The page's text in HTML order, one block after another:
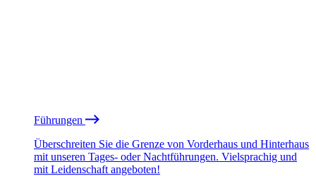
Führungen
Überschreiten Sie die Grenze von Vorderhaus und Hinterhaus
mit unseren Tages- oder Nachtführungen. Vielsprachig und
mit Leidenschaft angeboten!